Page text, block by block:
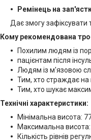
Ремінець на
Дає змогу зафіксувати
Кому рекомендована
Похилим людям із
пацієнтам після
Людям із м'язовою
Тим, хто страждає на
Тим, хто шукає
Технічні характеристики:
Мінімальна висота:
Максимальна
Кількість рівнів